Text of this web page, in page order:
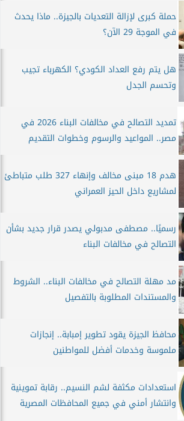
حملة كبرى لإزالة التعديات بالجيزة.. ماذا يحدث
في الموجة 29 الآن؟
هل يتم رفع العداد الكودي؟ الكهرباء تجيب
وتحسم الجدل
تمديد التصالح في مخالفات البناء 2026 في
مصر.. المواعيد والرسوم وخطوات التقديم
هدم 18 مبنى مخالف وإنهاء 327 طلب متباطئ
لمشاريع داخل الحيز العمراني
رسميًا.. مصطفى مدبولي يصدر قرار جديد بشأن
التصالح في مخالفات البناء
مد مهلة التصالح في مخالفات البناء.. الشروط
والمستندات المطلوبة بالتفصيل
محافظ الجيزة يقود تطوير إمبابة.. إنجازات
ملموسة وخدمات أفضل للمواطنين
استعدادات مكثفة لشم النسيم.. رقابة تموينية
وانتشار أمني في جميع المحافظات المصرية